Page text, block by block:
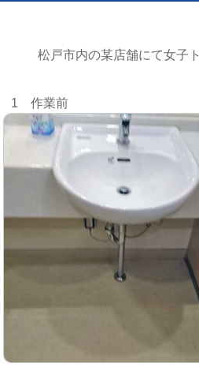
松戸市内の某店舗にて女子
1 作業前